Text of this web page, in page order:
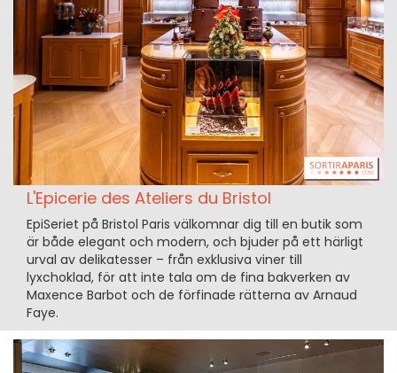
L'Epicerie des Ateliers du Bristol
EpiSeriet på Bristol Paris välkomnar dig till en butik som
är både elegant och modern, och bjuder på ett härligt
urval av delikatesser – från exklusiva viner till
lyxchoklad, för att inte tala om de fina bakverken av
Maxence Barbot och de förfinade rätterna av Arnaud
Faye.